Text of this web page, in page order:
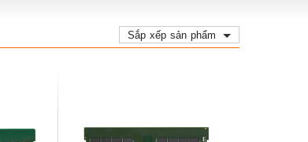
Sắp xếp sản phẩm